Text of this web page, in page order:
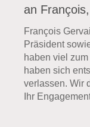
an
François
Präsident
haben viel
haben sich
verlassen. Wir
Ihr